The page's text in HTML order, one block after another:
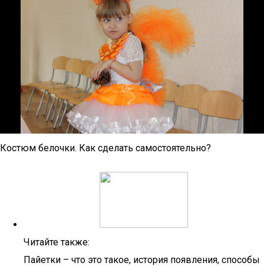
Костюм белочки. Как сделать самостоятельно?
Читайте также:
Пайетки – что это такое, история появления, способы